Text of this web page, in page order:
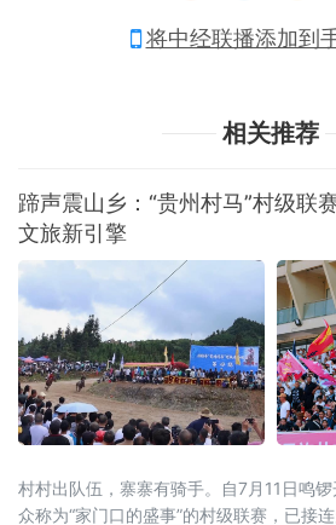
将中经联播添加到
相关推荐
蹄声震山乡：“贵州村马”村级联
文旅新引擎
村村出队伍，寨寨有骑手。自7月11日鸣
众称为“家门口的盛事”的村级联赛，已接